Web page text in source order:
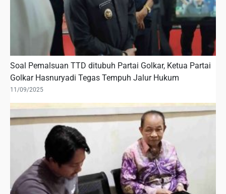
Soal Pemalsuan TTD ditubuh Partai Golkar, Ketua Partai
Golkar Hasnuryadi Tegas Tempuh Jalur Hukum
11/09/2025